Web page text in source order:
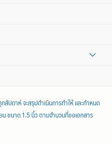
สัปดาห์ จะสรุปดำเนินการทำให้ และกำหนด
ขนาด 1.5 นิ้ว ตามจำนวนที่ขอเอกสาร